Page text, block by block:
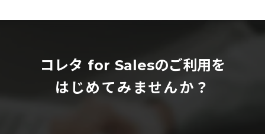
コレタ for Salesのご利用を
はじめてみませんか？